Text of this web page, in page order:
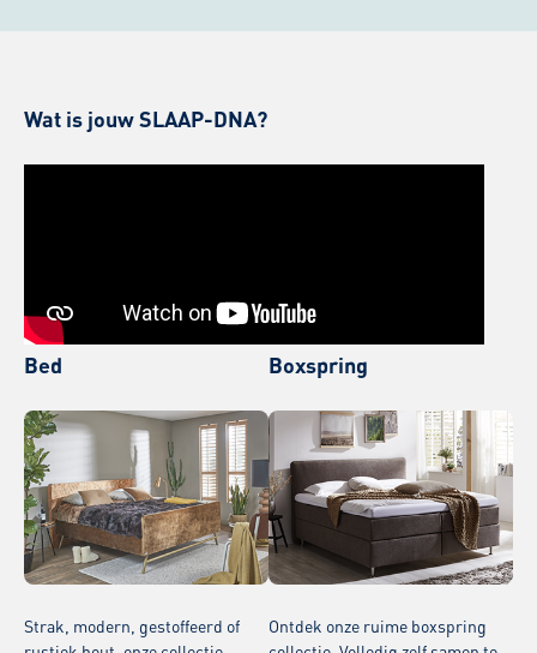
Een uitstekende service, zoals we
Wat is jouw SLAAP-DNA?
Bed
Strak, modern, gestoffeerd of
Boxspring
Ontdek onze ruime boxspring